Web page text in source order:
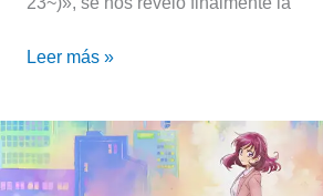
Leer más »
Vuelven
las
Yes!